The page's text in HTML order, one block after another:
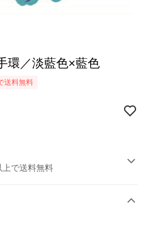
環／淡藍色×藍色
送料無料
で送料無料